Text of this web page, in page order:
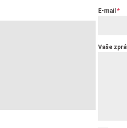
E-mail *
Vaše